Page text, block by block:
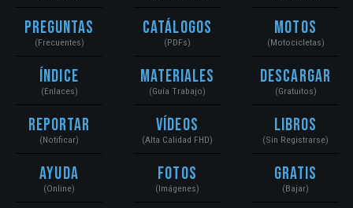
Preguntas
(Frecuentes)
Índice
(Enlaces)
Reportar
(Notificar)
Ayuda
(Online)
Catálogos
(PDFs)
Materiales
(Guía Trabajo)
Vídeos
(Alta Calidad FHD)
Fotos
(Imágenes)
Motos
(Motocicletas)
Descargar
(Gratuitos)
Libros
(Sin Registrarse)
Gratis
(Bajar)